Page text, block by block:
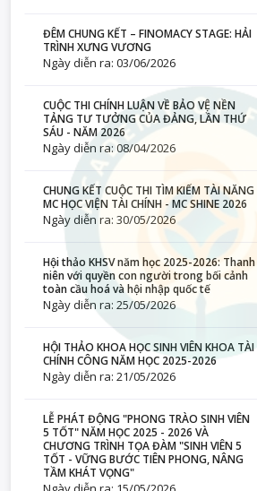
ĐÊM CHUNG KẾT – FINOMACY STAGE: HẢI
TRÌNH XƯNG VƯƠNG
Ngày diễn ra: 03/06/2026
CUỘC THI CHÍNH LUẬN VỀ BẢO VỆ NỀN
TẢNG TƯ TƯỞNG CỦA ĐẢNG, LẦN THỨ
SÁU - NĂM 2026
Ngày diễn ra: 08/04/2026
CHUNG KẾT CUỘC THI TÌM KIẾM TÀI NĂNG
MC HỌC VIỆN TÀI CHÍNH - MC SHINE 2026
Ngày diễn ra: 30/05/2026
Hội thảo KHSV năm học 2025-2026: Thanh
niên với quyền con người trong bối cảnh
toàn cầu hoá và hội nhập quốc tế
Ngày diễn ra: 25/05/2026
HỘI THẢO KHOA HỌC SINH VIÊN KHOA TÀI
CHÍNH CÔNG NĂM HỌC 2025-2026
Ngày diễn ra: 21/05/2026
LỄ PHÁT ĐỘNG "PHONG TRÀO SINH VIÊN
5 TỐT" NĂM HỌC 2025 - 2026 VÀ
CHƯƠNG TRÌNH TỌA ĐÀM "SINH VIÊN 5
TỐT - VỮNG BƯỚC TIÊN PHONG, NÂNG
TẦM KHÁT VỌNG"